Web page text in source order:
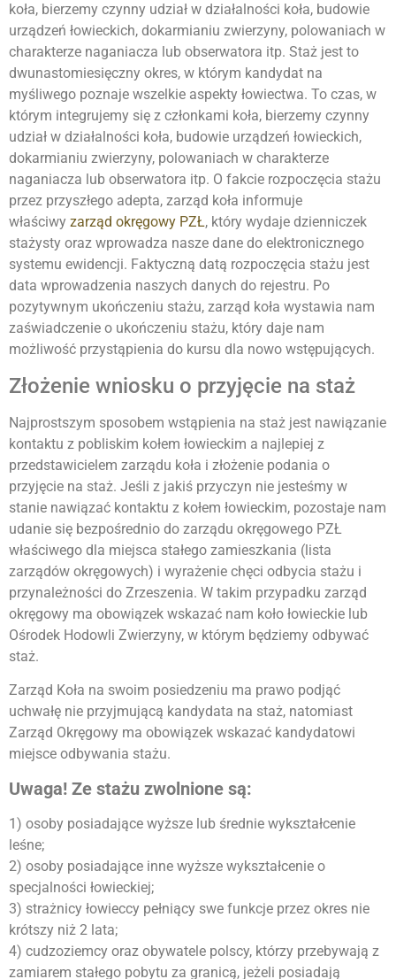
koła, bierzemy czynny udział w działalności koła, budowie
urządzeń łowieckich, dokarmianiu zwierzyny, polowaniach w
charakterze naganiacza lub obserwatora itp. Staż jest to
dwunastomiesięczny okres, w którym kandydat na
myśliwego poznaje wszelkie aspekty łowiectwa. To czas, w
którym integrujemy się z członkami koła, bierzemy czynny
udział w działalności koła, budowie urządzeń łowieckich,
dokarmianiu zwierzyny, polowaniach w charakterze
naganiacza lub obserwatora itp. O fakcie rozpoczęcia stażu
przez przyszłego adepta, zarząd koła informuje
właściwy zarząd okręgowy PZŁ, który wydaje dzienniczek
stażysty oraz wprowadza nasze dane do elektronicznego
systemu ewidencji. Faktyczną datą rozpoczęcia stażu jest
data wprowadzenia naszych danych do rejestru. Po
pozytywnym ukończeniu stażu, zarząd koła wystawia nam
zaświadczenie o ukończeniu stażu, który daje nam
możliwość przystąpienia do kursu dla nowo wstępujących.
Złożenie wniosku o przyjęcie na staż
Najprostszym sposobem wstąpienia na staż jest nawiązanie
kontaktu z pobliskim kołem łowieckim a najlepiej z
przedstawicielem zarządu koła i złożenie podania o
przyjęcie na staż. Jeśli z jakiś przyczyn nie jesteśmy w
stanie nawiązać kontaktu z kołem łowieckim, pozostaje nam
udanie się bezpośrednio do zarządu okręgowego PZŁ
właściwego dla miejsca stałego zamieszkania (lista
zarządów okręgowych) i wyrażenie chęci odbycia stażu i
przynależności do Zrzeszenia. W takim przypadku zarząd
okręgowy ma obowiązek wskazać nam koło łowieckie lub
Ośrodek Hodowli Zwierzyny, w którym będziemy odbywać
staż.
Zarząd Koła na swoim posiedzeniu ma prawo podjąć
uchwałę nie przyjmującą kandydata na staż, natomiast
Zarząd Okręgowy ma obowiązek wskazać kandydatowi
miejsce odbywania stażu.
Uwaga! Ze stażu zwolnione są:
1) osoby posiadające wyższe lub średnie wykształcenie
leśne;
2) osoby posiadające inne wyższe wykształcenie o
specjalności łowieckiej;
3) strażnicy łowieccy pełniący swe funkcje przez okres nie
krótszy niż 2 lata;
4) cudzoziemcy oraz obywatele polscy, którzy przebywają z
zamiarem stałego pobytu za granicą, jeżeli posiadają